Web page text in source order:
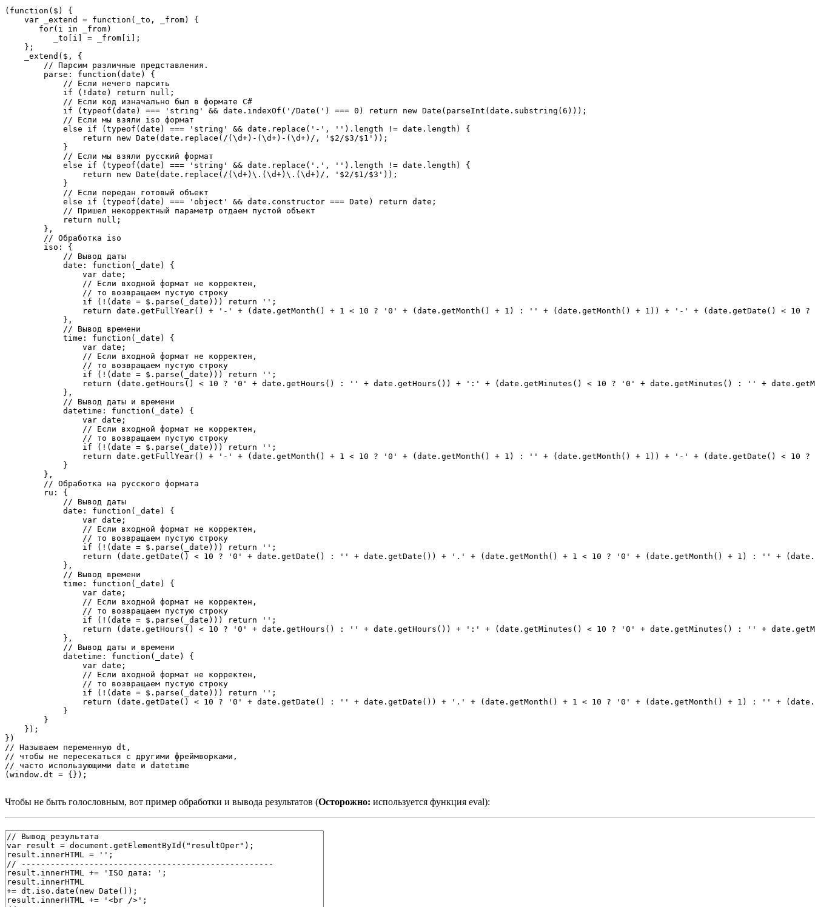
(function($) {
    var _extend = function(_to, _from) {
       for(i in _from)
          _to[i] = _from[i];
    };
    _extend($, {
        // Парсим различные представления.
        parse: function(date) {
            // Если нечего парсить
            if (!date) return null;
            // Если код изначально был в формате C#
            if (typeof(date) === 'string' && date.indexOf('/Date(') === 0) return new Date(parseInt(date.substring(6)));
            // Если мы взяли iso формат
            else if (typeof(date) === 'string' && date.replace('-', '').length != date.length) {
                return new Date(date.replace(/(\d+)-(\d+)-(\d+)/, '$2/$3/$1'));
            }
            // Если мы взяли русский формат
            else if (typeof(date) === 'string' && date.replace('.', '').length != date.length) {
                return new Date(date.replace(/(\d+)\.(\d+)\.(\d+)/, '$2/$1/$3'));
            }
            // Если передан готовый объект
            else if (typeof(date) === 'object' && date.constructor === Date) return date;
            // Пришел некорректный параметр отдаем пустой объект
            return null;
        },
        // Обработка iso
        iso: {
            // Вывод даты
            date: function(_date) {
                var date;
                // Если входной формат не корректен,
                // то возвращаем пустую строку
                if (!(date = $.parse(_date))) return '';
return date.getFullYear() + '-' + (date.getMonth() + 1 < 10 ? '0' + (date.getMonth() + 1) : '' + (date.getMonth() + 1)) + '-' + (date.getDate() < 10
            },
            // Вывод времени
            time: function(_date) {
                var date;
                // Если входной формат не корректен,
                // то возвращаем пустую строку
                if (!(date = $.parse(_date))) return '';
return (date.getHours() < 10 ? '0' + date.getHours() : '' + date.getHours()) + ':' + (date.getMinutes() < 10 ? '0' + date.getMinutes() : '' +
            },
            // Вывод даты и времени
            datetime: function(_date) {
                var date;
                // Если входной формат не корректен,
                // то возвращаем пустую строку
                if (!(date = $.parse(_date))) return '';
return date.getFullYear() + '-' + (date.getMonth() + 1 < 10 ? '0' + (date.getMonth() + 1) : '' + (date.getMonth() + 1)) + '-' + (date.getDate() <
            }
        },
        // Обработка на русского формата
        ru: {
            // Вывод даты
            date: function(_date) {
                var date;
                // Если входной формат не корректен,
                // то возвращаем пустую строку
                if (!(date = $.parse(_date))) return '';
return (date.getDate() < 10 ? '0' + date.getDate() : '' + date.getDate()) + '.' + (date.getMonth() + 1 < 10 ? '0' + (date.getMonth() + 1) : '' +
            },
            // Вывод времени
            time: function(_date) {
                var date;
                // Если входной формат не корректен,
                // то возвращаем пустую строку
                if (!(date = $.parse(_date))) return '';
return (date.getHours() < 10 ? '0' + date.getHours() : '' + date.getHours()) + ':' + (date.getMinutes() < 10 ? '0' + date.getMinutes() : '' +
            },
            // Вывод даты и времени
            datetime: function(_date) {
                var date;
                // Если входной формат не корректен,
                // то возвращаем пустую строку
                if (!(date = $.parse(_date))) return '';
return (date.getDate() < 10 ? '0' + date.getDate() : '' + date.getDate()) + '.' + (date.getMonth() + 1 < 10 ? '0' + (date.getMonth() + 1) : '' +
            }
        }
    });
})
// Называем переменную dt,
// чтобы не пересекаться с другими фреймворками,
// часто использующими date и datetime
Чтобы не быть голословным, вот пример обработки и вывода результатов (Осторожно: используется функция eval):